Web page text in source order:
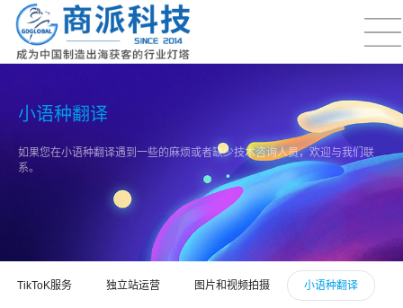
小语种翻译
如果您在小语种翻译遇到一些的麻烦或者缺少技术咨询人员，欢迎与我们联
系。
TikToK服务 独立站运营 图片和视频拍摄 小语种翻译